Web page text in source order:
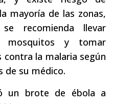
mayoría de las zonas,
recomienda llevar
mosquitos y tomar
contra la malaria según
de su médico.
un brote de ébola a